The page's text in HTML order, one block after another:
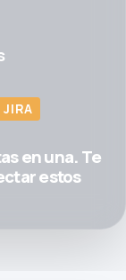
JIRA
en una. Te
estos